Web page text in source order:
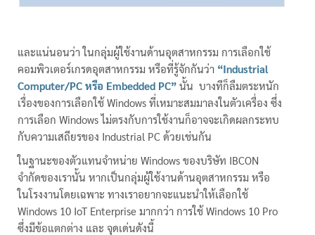
และแน่นอนว่า ในกลุ่มผู้ใช้งานด้านอุตสาหกรรม การเลือกใช้
คอมพิวเตอร์เกรดอุตสาหกรรม หรือที่รู้จักกันว่า “Industrial
Computer/PC หรือ Embedded PC” นั้น บางทีก็ลืมตระหนัก
เรื่องของการเลือกใช้ Windows ที่เหมาะสมมาลงในตัวเครื่อง ซึ่ง
การเลือก Windows ไม่ตรงกับการใช้งานก็อาจจะเกิดผลกระทบ
กับความเสถียรของ Industrial PC ด้วยเช่นกัน
ในฐานะของตัวแทนจำหน่าย Windows ของบริษัท IBCON
จำกัดของเรานั้น หากเป็นกลุ่มผู้ใช้งานด้านอุตสาหกรรม หรือ
ในโรงงานโดยเฉพาะ ทางเราอยากจะแนะนำให้เลือกใช้
Windows 10 IoT Enterprise มากกว่า การใช้ Windows 10 Pro
ซึ่งมีข้อแตกต่าง และ จุดเด่นดังนี้